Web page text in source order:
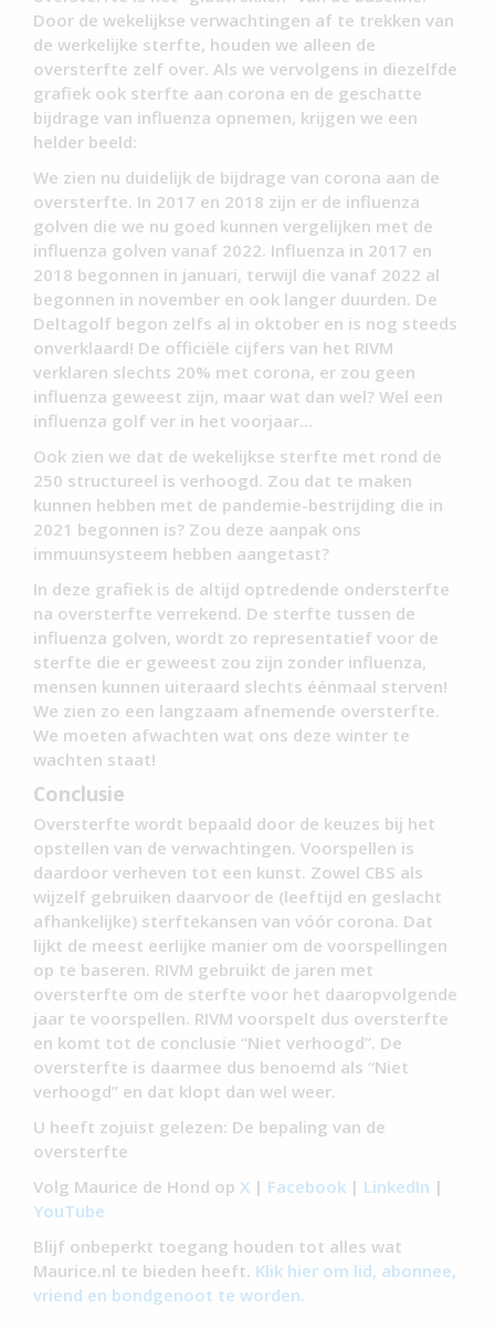
Door de wekelijkse verwachtingen af te trekken van
de werkelijke sterfte, houden we alleen de
oversterfte zelf over. Als we vervolgens in diezelfde
grafiek ook sterfte aan corona en de geschatte
bijdrage van influenza opnemen, krijgen we een
helder beeld:
We zien nu duidelijk de bijdrage van corona aan de
oversterfte. In 2017 en 2018 zijn er de influenza
golven die we nu goed kunnen vergelijken met de
influenza golven vanaf 2022. Influenza in 2017 en
2018 begonnen in januari, terwijl die vanaf 2022 al
begonnen in november en ook langer duurden. De
Deltagolf begon zelfs al in oktober en is nog steeds
onverklaard! De officiële cijfers van het RIVM
verklaren slechts 20% met corona, er zou geen
influenza geweest zijn, maar wat dan wel? Wel een
influenza golf ver in het voorjaar…
Ook zien we dat de wekelijkse sterfte met rond de
250 structureel is verhoogd. Zou dat te maken
kunnen hebben met de pandemie-bestrijding die in
2021 begonnen is? Zou deze aanpak ons
immuunsysteem hebben aangetast?
In deze grafiek is de altijd optredende ondersterfte
na oversterfte verrekend. De sterfte tussen de
influenza golven, wordt zo representatief voor de
sterfte die er geweest zou zijn zonder influenza,
mensen kunnen uiteraard slechts éénmaal sterven!
We zien zo een langzaam afnemende oversterfte.
We moeten afwachten wat ons deze winter te
wachten staat!
Conclusie
Oversterfte wordt bepaald door de keuzes bij het
opstellen van de verwachtingen. Voorspellen is
daardoor verheven tot een kunst. Zowel CBS als
wijzelf gebruiken daarvoor de (leeftijd en geslacht
afhankelijke) sterftekansen van vóór corona. Dat
lijkt de meest eerlijke manier om de voorspellingen
op te baseren. RIVM gebruikt de jaren met
oversterfte om de sterfte voor het daaropvolgende
jaar te voorspellen. RIVM voorspelt dus oversterfte
en komt tot de conclusie “Niet verhoogd”. De
oversterfte is daarmee dus benoemd als “Niet
verhoogd” en dat klopt dan wel weer.
U heeft zojuist gelezen: De bepaling van de
oversterfte
Volg Maurice de Hond op X | Facebook | LinkedIn |
YouTube
Blijf onbeperkt toegang houden tot alles wat
Maurice.nl te bieden heeft. Klik hier om lid, abonnee,
vriend en bondgenoot te worden.